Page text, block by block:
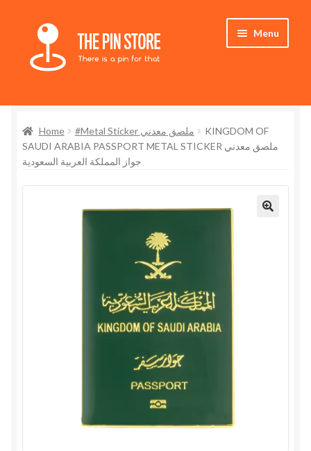
Skip
navigation
Skip
content
Menu
Store
My Account
Expand
Home #Metal Sticker ملصق معدني
KINGDOM OF
SAUDI ARABIA PASSPORT METAL STICKER ملصق معدني
جواز المملكة العربية السعودية